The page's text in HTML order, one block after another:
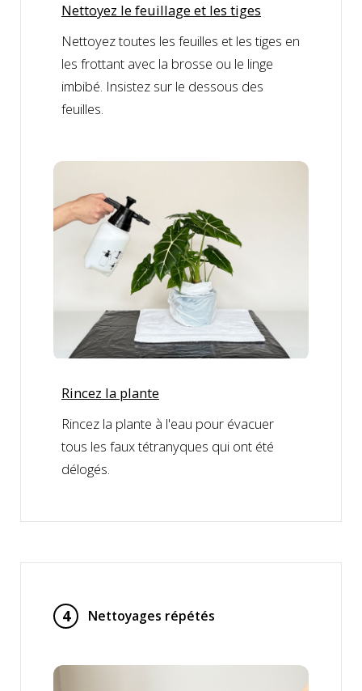
Nettoyez le feuillage et les tiges
Nettoyez toutes les feuilles et les tiges en
les frottant avec la brosse ou le linge
imbibé. Insistez sur le dessous des
feuilles.
Rincez la plante
Rincez la plante à l'eau pour évacuer
tous les faux tétranyques qui ont été
délogés.
4 Nettoyages répétés